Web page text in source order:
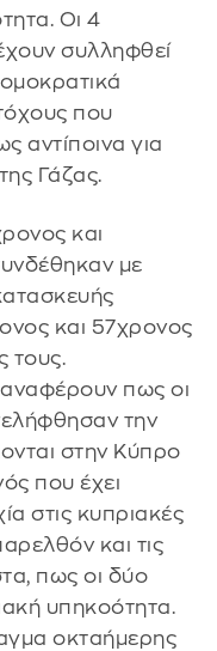
Οι 4
συλληφθεί
που
αντίποινα για
Γάζας.
και
με
και 57χρονος
τους.
πως οι
την
στην Κύπρο
που έχει
στις κυπριακές
και τις
πως οι δύο
υπηκοότητα.
οκταήμερης